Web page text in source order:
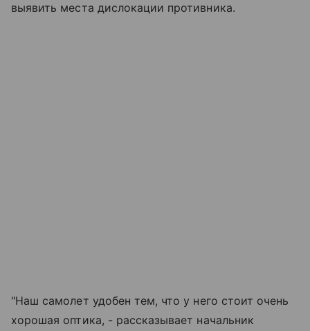
выявить места дислокации противника.
"Наш самолет удобен тем, что у него стоит очень
хорошая оптика, - рассказывает начальник